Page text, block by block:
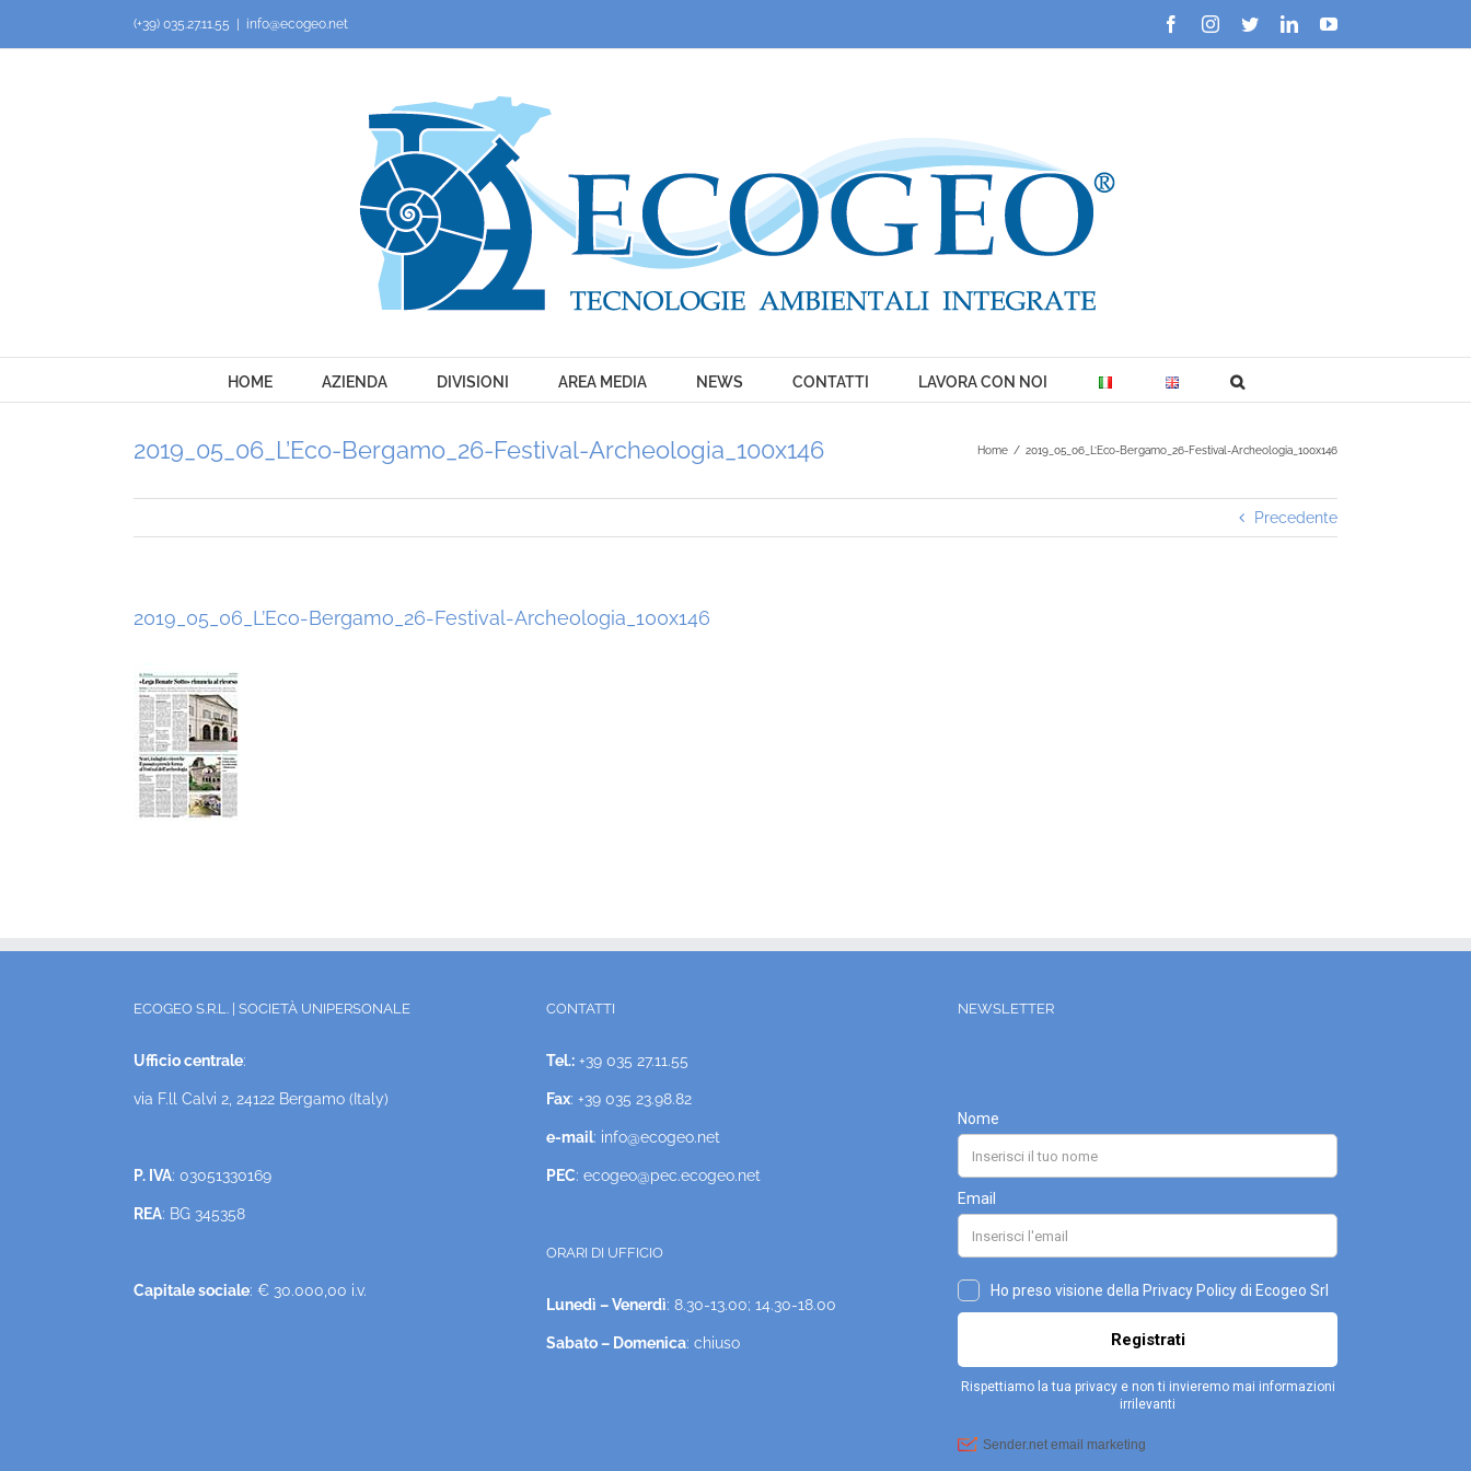
(+39) 035.27.11.55 info@ecogeo.net FacebookInstagram
TwitterLinkedInYouTube
HOME AZIENDA DIVISIONI AREA MEDIA NEWS CONTATTI LAVORA CON NOI
2019_05_06_L’Eco-Bergamo_26-Festival-Archeologia_100x146 Home / 2019_05_06_L’Eco-Bergamo_26-Festival-Archeologia_100x146
Precedente
2019_05_06_L’Eco-Bergamo_26-Festival-Archeologia_100x146
ECOGEO S.R.L. | SOCIETÀ UNIPERSONALE
Ufficio centrale:
via F.ll Calvi 2, 24122 Bergamo (Italy)
P. IVA: 03051330169
REA: BG 345358
Capitale sociale: € 30.000,00 i.v.
CONTATTI
Tel.:+39 035 27.11.55
Fax: +39 035 23.98.82
e-mail: info@ecogeo.net
PEC: ecogeo@pec.ecogeo.net
ORARI DI UFFICIO
Lunedì – Venerdì: 8.30-13.00; 14.30-18.00
Sabato – Domenica: chiuso
NEWSLETTER